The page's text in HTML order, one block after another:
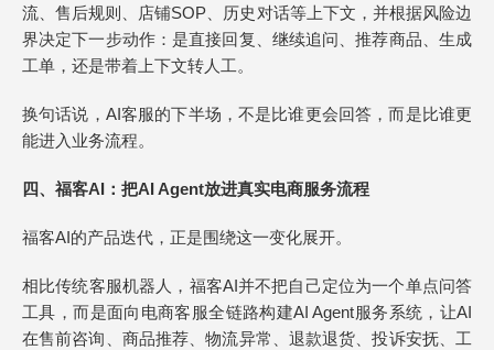
流、售后规则、店铺SOP、历史对话等上下文，并根据风险边
界决定下一步动作：是直接回复、继续追问、推荐商品、生成
工单，还是带着上下文转人工。
换句话说，AI客服的下半场，不是比谁更会回答，而是比谁更
能进入业务流程。
四、福客AI：把AI Agent放进真实电商服务流程
福客AI的产品迭代，正是围绕这一变化展开。
相比传统客服机器人，福客AI并不把自己定位为一个单点问答
工具，而是面向电商客服全链路构建AI Agent服务系统，让AI
在售前咨询、商品推荐、物流异常、退款退货、投诉安抚、工